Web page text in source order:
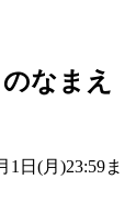
なまえ
1日(月)23:59ま